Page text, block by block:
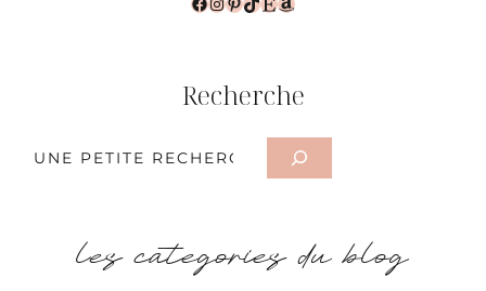
Recherche
Rechercher
les categories du blog